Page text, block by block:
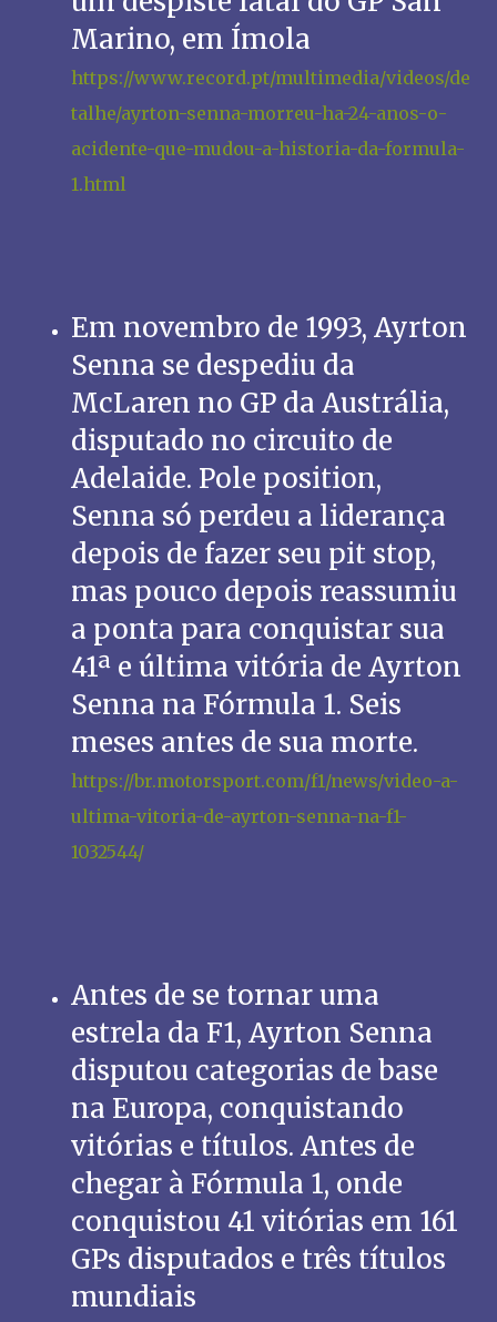
Marino, em Ímola
https://www.record.pt/multimedia/videos/de
talhe/ayrton-senna-morreu-ha-24-anos-o-
acidente-que-mudou-a-historia-da-formula-
1.html
Em novembro de 1993, Ayrton
Senna se despediu da
McLaren no GP da Austrália,
disputado no circuito de
Adelaide. Pole position,
Senna só perdeu a liderança
depois de fazer seu pit stop,
mas pouco depois reassumiu
a ponta para conquistar sua
41ª e última vitória de Ayrton
Senna na Fórmula 1. Seis
meses antes de sua morte.
https://br.motorsport.com/f1/news/video-a-
ultima-vitoria-de-ayrton-senna-na-f1-
1032544/
Antes de se tornar uma
estrela da F1, Ayrton Senna
disputou categorias de base
na Europa, conquistando
vitórias e títulos. Antes de
chegar à Fórmula 1, onde
conquistou 41 vitórias em 161
GPs disputados e três títulos
mundiais